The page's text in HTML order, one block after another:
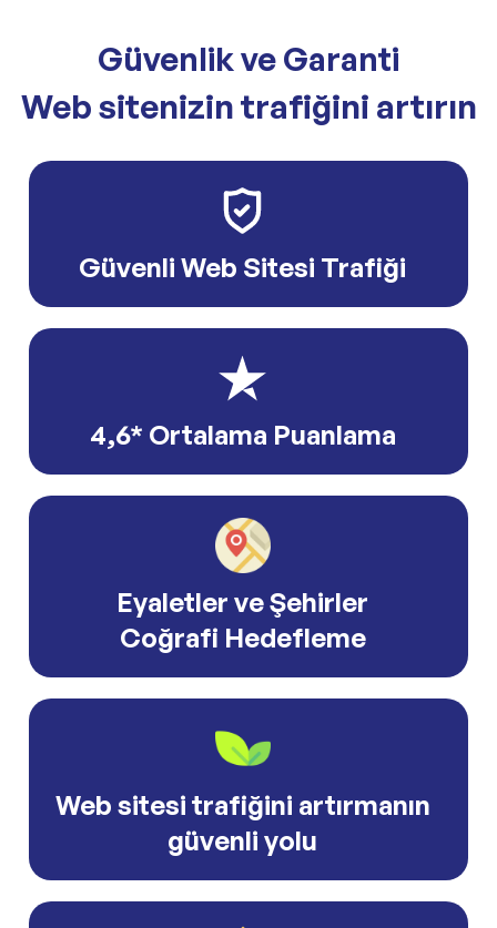
Güvenlik ve Garanti
Web sitenizin trafiğini artırın
Güvenli Web Sitesi Trafiği
4,6* Ortalama Puanlama
Eyaletler ve Şehirler
Coğrafi Hedefleme
Web sitesi trafiğini artırmanın
güvenli yolu